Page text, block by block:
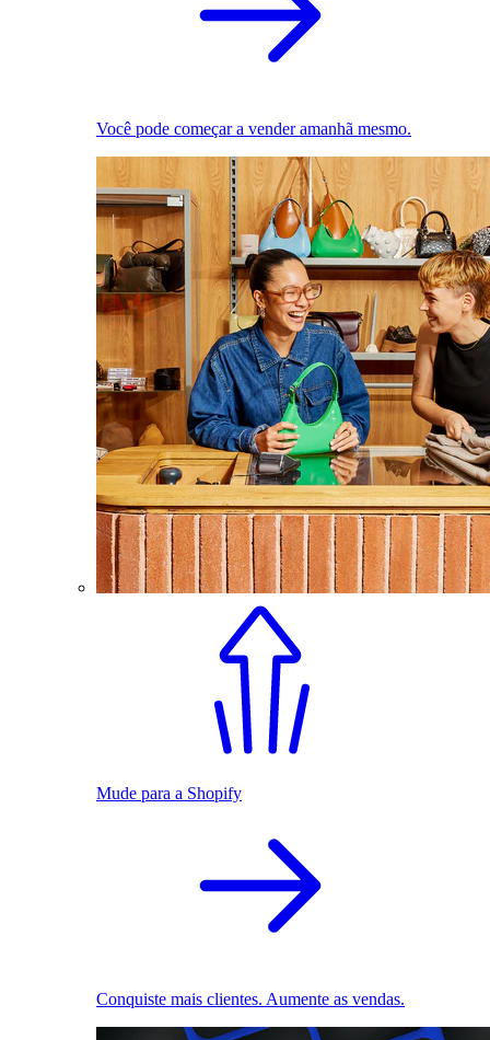
Você pode começar a vender amanhã mesmo.
Mude para a Shopify
Conquiste mais clientes. Aumente as vendas.